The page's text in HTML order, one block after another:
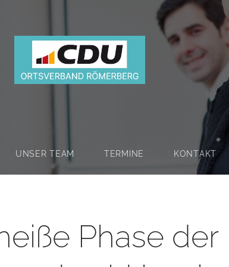
UNSER TEAM TERMINE KONTAKT
Phase der